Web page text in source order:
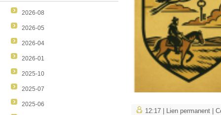
2026-08
2026-05
2026-04
2026-01
2025-10
2025-07
2025-06
12:17 | Lien permanent